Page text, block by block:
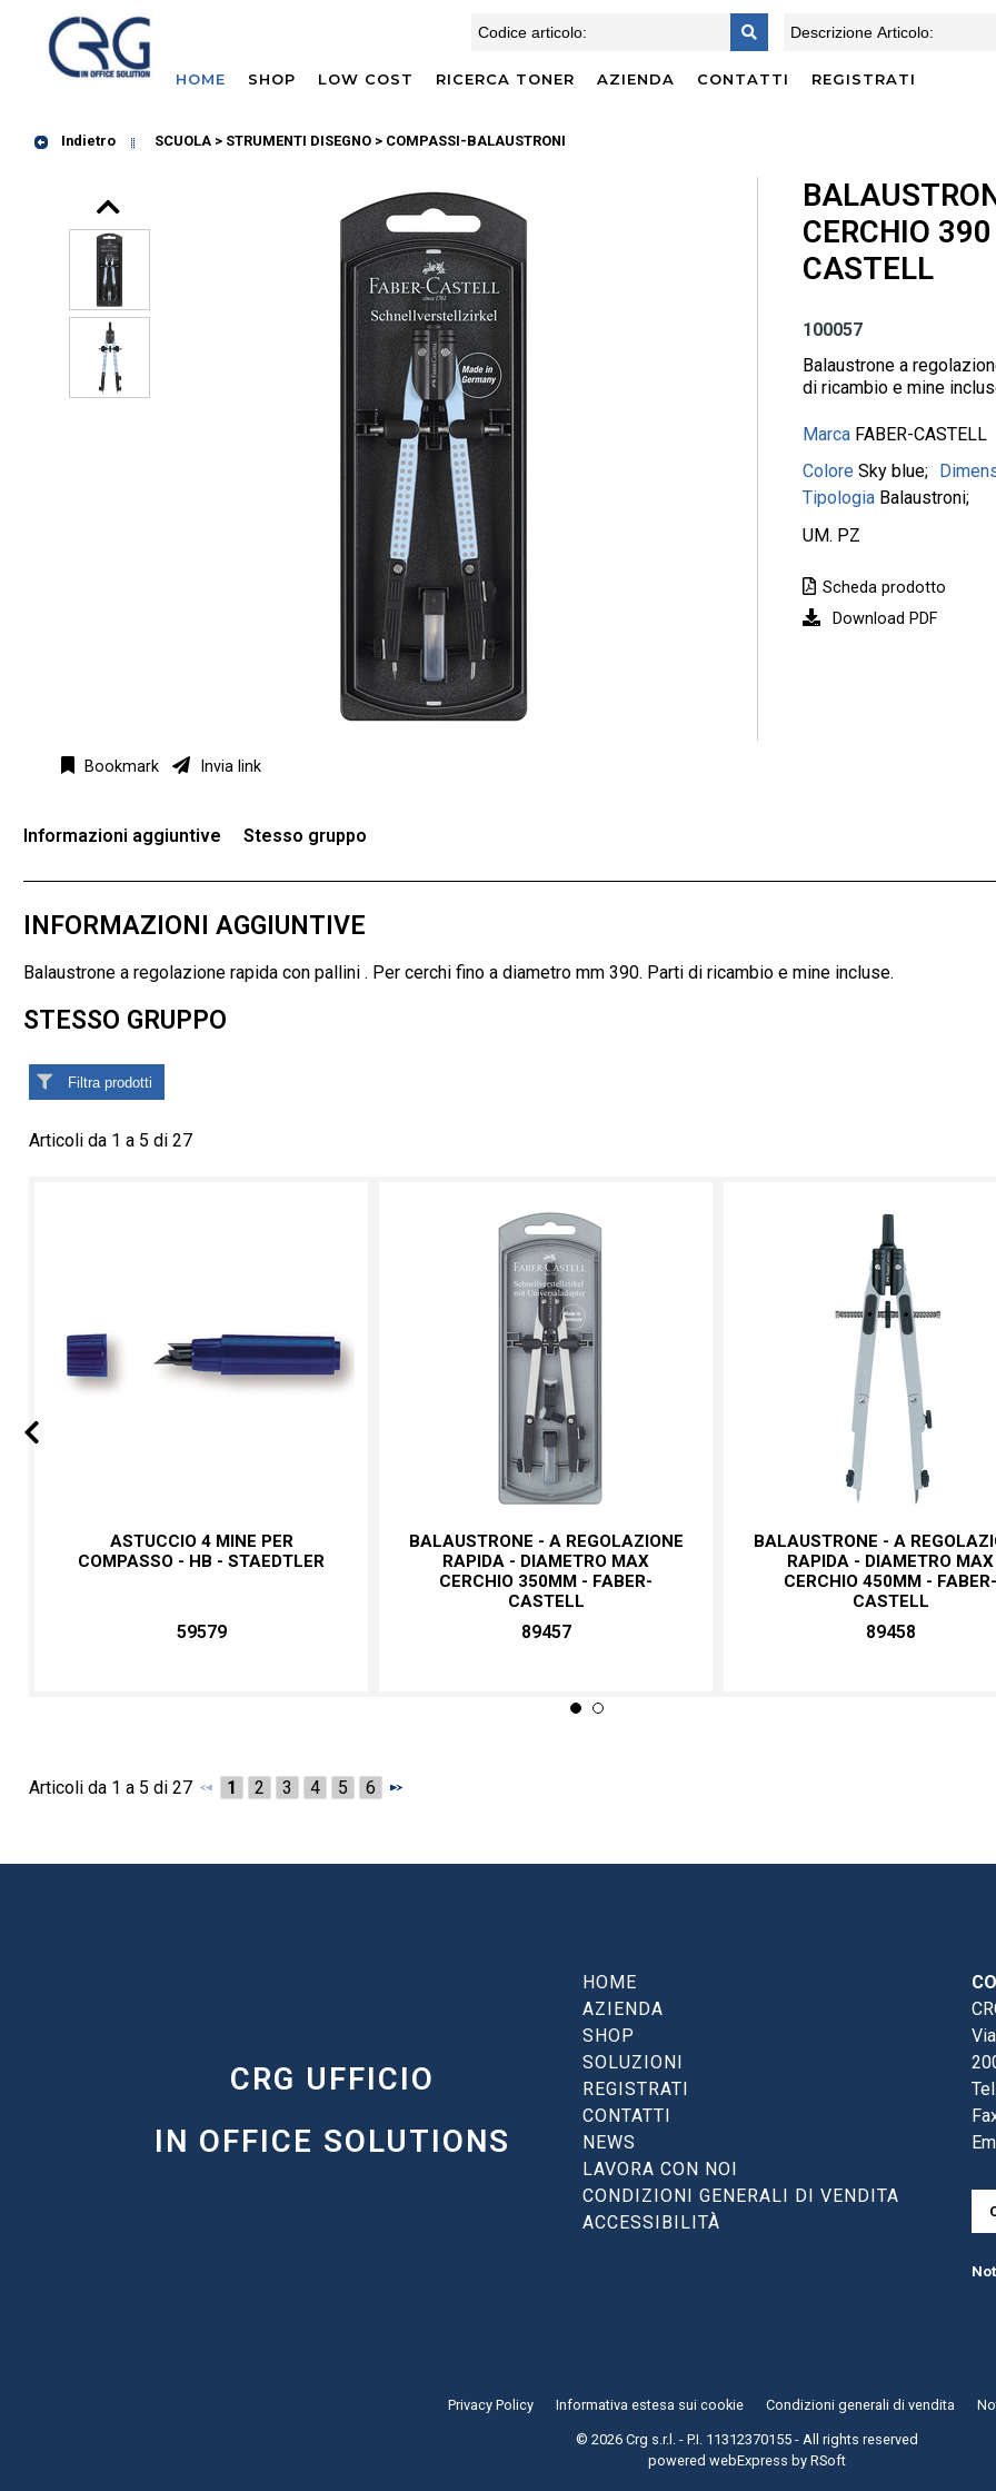
HOME SHOP LOW COST RICERCA TONER AZIENDA CONTATTI REGISTRATI
Indietro SCUOLA > STRUMENTI DISEGNO> COMPASSI-BALAUSTRONI
CERCHIO
CASTELL
100057
Balaustrone a
di ricambio e mine
Marca FABER-CASTELL
Colore Sky blue
Tipologia Balaustroni
UM. PZ
Scheda prodotto
Download PDF
Bookmark Invia link
Informazioni aggiuntive Stesso gruppo
INFORMAZIONI AGGIUNTIVE
Balaustrone a regolazione rapida con pallini . Per cerchi fino a diametro mm 390. Parti di ricambio e mine incluse.
STESSO GRUPPO
Filtra prodotti
Articoli da 1 a 5 di 27
ASTUCCIO 4 MINE PER
COMPASSO - HB - STAEDTLER
59579
BALAUSTRONE - A REGOLAZIONE
RAPIDA - DIAMETRO MAX
CERCHIO 350MM - FABER-
CASTELL
89457
BALAUSTRONE - A
RAPIDA - DIAMETRO MAX
CERCHIO 450MM - FABER-
CASTELL
89458
Articoli da 1 a 5 di 27 1 2 3 4 5 6
CRG UFFICIO
IN OFFICE SOLUTIONS
HOME
AZIENDA
SHOP
SOLUZIONI
REGISTRATI
CONTATTI
NEWS
LAVORA CON NOI
CONDIZIONI GENERALI DI VENDITA
ACCESSIBILITÀ
Privacy Policy Informativa estesa sui cookie Condizioni generali di vendita
© 2026 Crg s.r.l. - P.I. 11312370155 - All rights reserved
powered webExpress by RSoft